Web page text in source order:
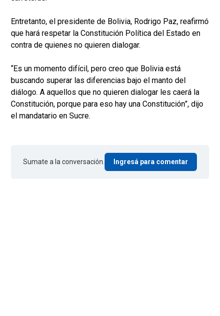
Entretanto, el presidente de Bolivia, Rodrigo Paz, reafirmó
que hará respetar la Constitución Política del Estado en
contra de quienes no quieren dialogar.
“Es un momento difícil, pero creo que Bolivia está
buscando superar las diferencias bajo el manto del
diálogo. A aquellos que no quieren dialogar les caerá la
Constitución, porque para eso hay una Constitución”, dijo
el mandatario en Sucre.
Sumate a la conversación. Ingresá para comentar